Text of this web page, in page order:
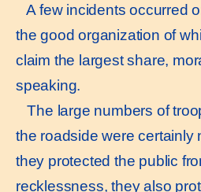
A few incidents occurred
the good organization of
claim the largest share,
speaking.
The large numbers of
the roadside were certainly
they protected the public
recklessness, they also